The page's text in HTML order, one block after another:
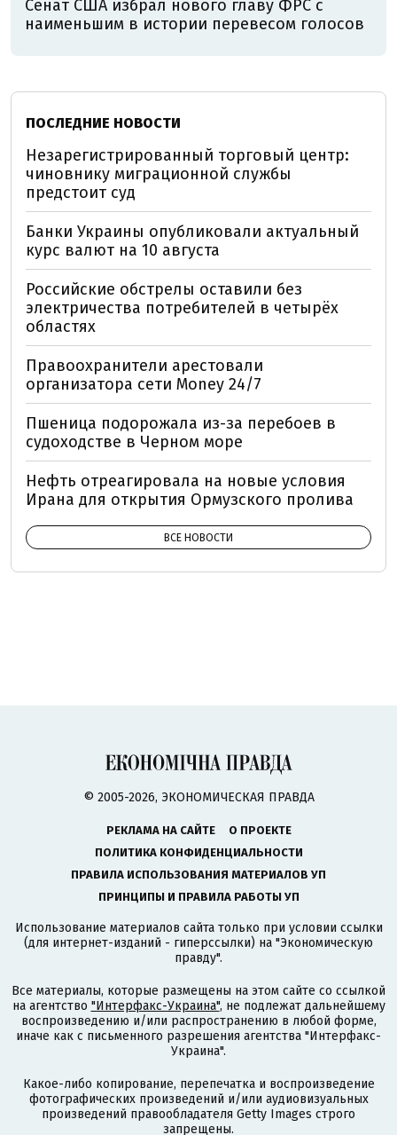
Сенат США избрал нового главу ФРС с
наименьшим в истории перевесом голосов
ПОСЛЕДНИЕ НОВОСТИ
Незарегистрированный торговый центр:
чиновнику миграционной службы
предстоит суд
Банки Украины опубликовали актуальный
курс валют на 10 августа
Российские обстрелы оставили без
электричества потребителей в четырёх
областях
Правоохранители арестовали
организатора сети Money 24/7
Пшеница подорожала из-за перебоев в
судоходстве в Черном море
Нефть отреагировала на новые условия
Ирана для открытия Ормузского пролива
ВСЕ НОВОСТИ
© 2005-2026, ЭКОНОМИЧЕСКАЯ ПРАВДА
РЕКЛАМА НА САЙТЕ
О ПРОЕКТЕ
ПОЛИТИКА КОНФИДЕНЦИАЛЬНОСТИ
ПРАВИЛА ИСПОЛЬЗОВАНИЯ МАТЕРИАЛОВ УП
ПРИНЦИПЫ И ПРАВИЛА РАБОТЫ УП
Использование материалов сайта только при условии ссылки
(для интернет-изданий - гиперссылки) на "Экономическую
правду".
Все материалы, которые размещены на этом сайте со ссылкой
на агентство "Интерфакс-Украина", не подлежат дальнейшему
воспроизведению и/или распространению в любой форме,
иначе как с письменного разрешения агентства "Интерфакс-
Украина".
Какое-либо копирование, перепечатка и воспроизведение
фотографических произведений и/или аудиовизуальных
произведений правообладателя Getty Images строго
запрещены.